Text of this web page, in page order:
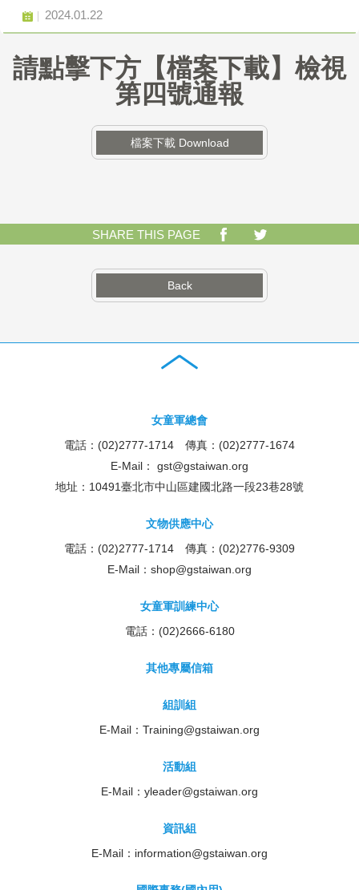
2024.01.22
請點擊下方【檔案下載】檢視
第四號通報
檔案下載 Download
SHARE THIS PAGE
Back
女童軍總會
電話：(02)2777-1714 傳真：(02)2777-1674
E-Mail： gst@gstaiwan.org
地址：10491臺北市中山區建國北路一段23巷28號
文物供應中心
電話：(02)2777-1714 傳真：(02)2776-9309
E-Mail： shop@gstaiwan.org
女童軍訓練中心
電話：(02)2666-6180
其他專屬信箱
組訓組
E-Mail： Training@gstaiwan.org
活動組
E-Mail： yleader@gstaiwan.org
資訊組
E-Mail： information@gstaiwan.org